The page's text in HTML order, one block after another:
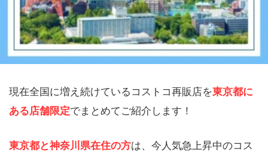
現在全国に増え続けているコストコ再販店を東京都に
ある店舗限定でまとめてご紹介します！
東京都と神奈川県在住の方は、今人気急上昇中のコス